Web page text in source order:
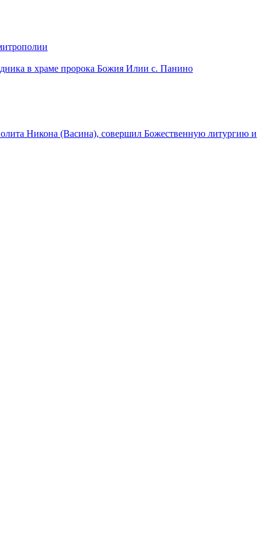
в храме пророка Божия Илии с. Панино
Никона (Васина), совершил Божественную литургию и